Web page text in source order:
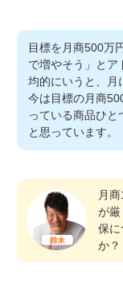
目標を月商500万
で増やそう」とア
均的にいうと、月
今は目標の月商
っている商品ひと
と思っています。
月
が厳
保に
か？